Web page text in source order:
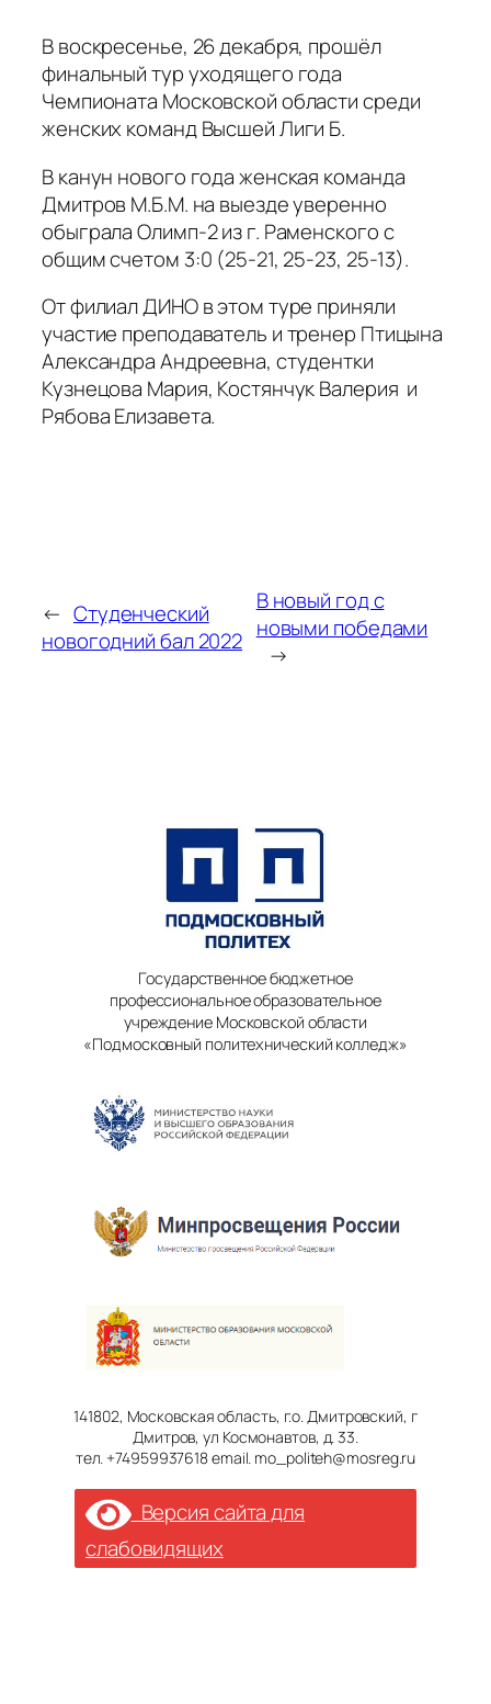
В воскресенье, 26 декабря,​ прошёл​
финальный тур уходящего года
Чемпионата Московской области​ среди
женских команд Высшей Лиги Б.
В канун нового года женская команда
Дмитров М.Б.М. на выезде уверенно
обыграла Олимп-2 из г. Раменского с
общим счетом 3:0 (25-21, 25-23, 25-13).
От филиал ДИНО​​ в этом туре приняли
участие преподаватель и тренер​ Птицына
Александра Андреевна,​ студентки​​
Кузнецова Мария, Костянчук​​ Валерия​​ ​​ и
Рябова Елизавета.
← Студенческий
новогодний бал 2022
В новый год с
новыми победами
→
Государственное бюджетное
профессиональное образовательное
учреждение Московской области
«Подмосковный политехнический колледж»
141802, Московская область, г.о. Дмитровский, г
Дмитров, ул Космонавтов, д. 33.
тел. +74959937618 email. mo_politeh@mosreg.ru
Версия сайта для
слабовидящих